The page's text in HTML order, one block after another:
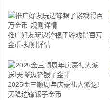
推广好友玩边锋银子游戏得百万
金币-规则详情
2025金三顺周年庆豪礼大派送!
天降边锋银子金币